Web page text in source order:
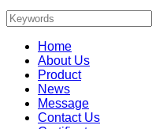
Home
About Us
Product
News
Message
Contact Us